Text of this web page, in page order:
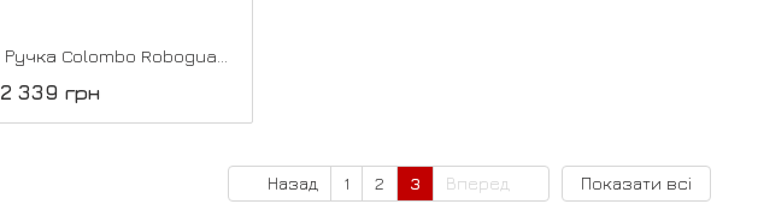
2 339 грн
Назад 1 2 3 Вперед Показати всі